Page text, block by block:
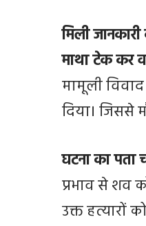
मिली
माथा टेक कर
मामूली
दिया। जिससे
घटना का
प्रभाव से शव
उक्त हत्यारों